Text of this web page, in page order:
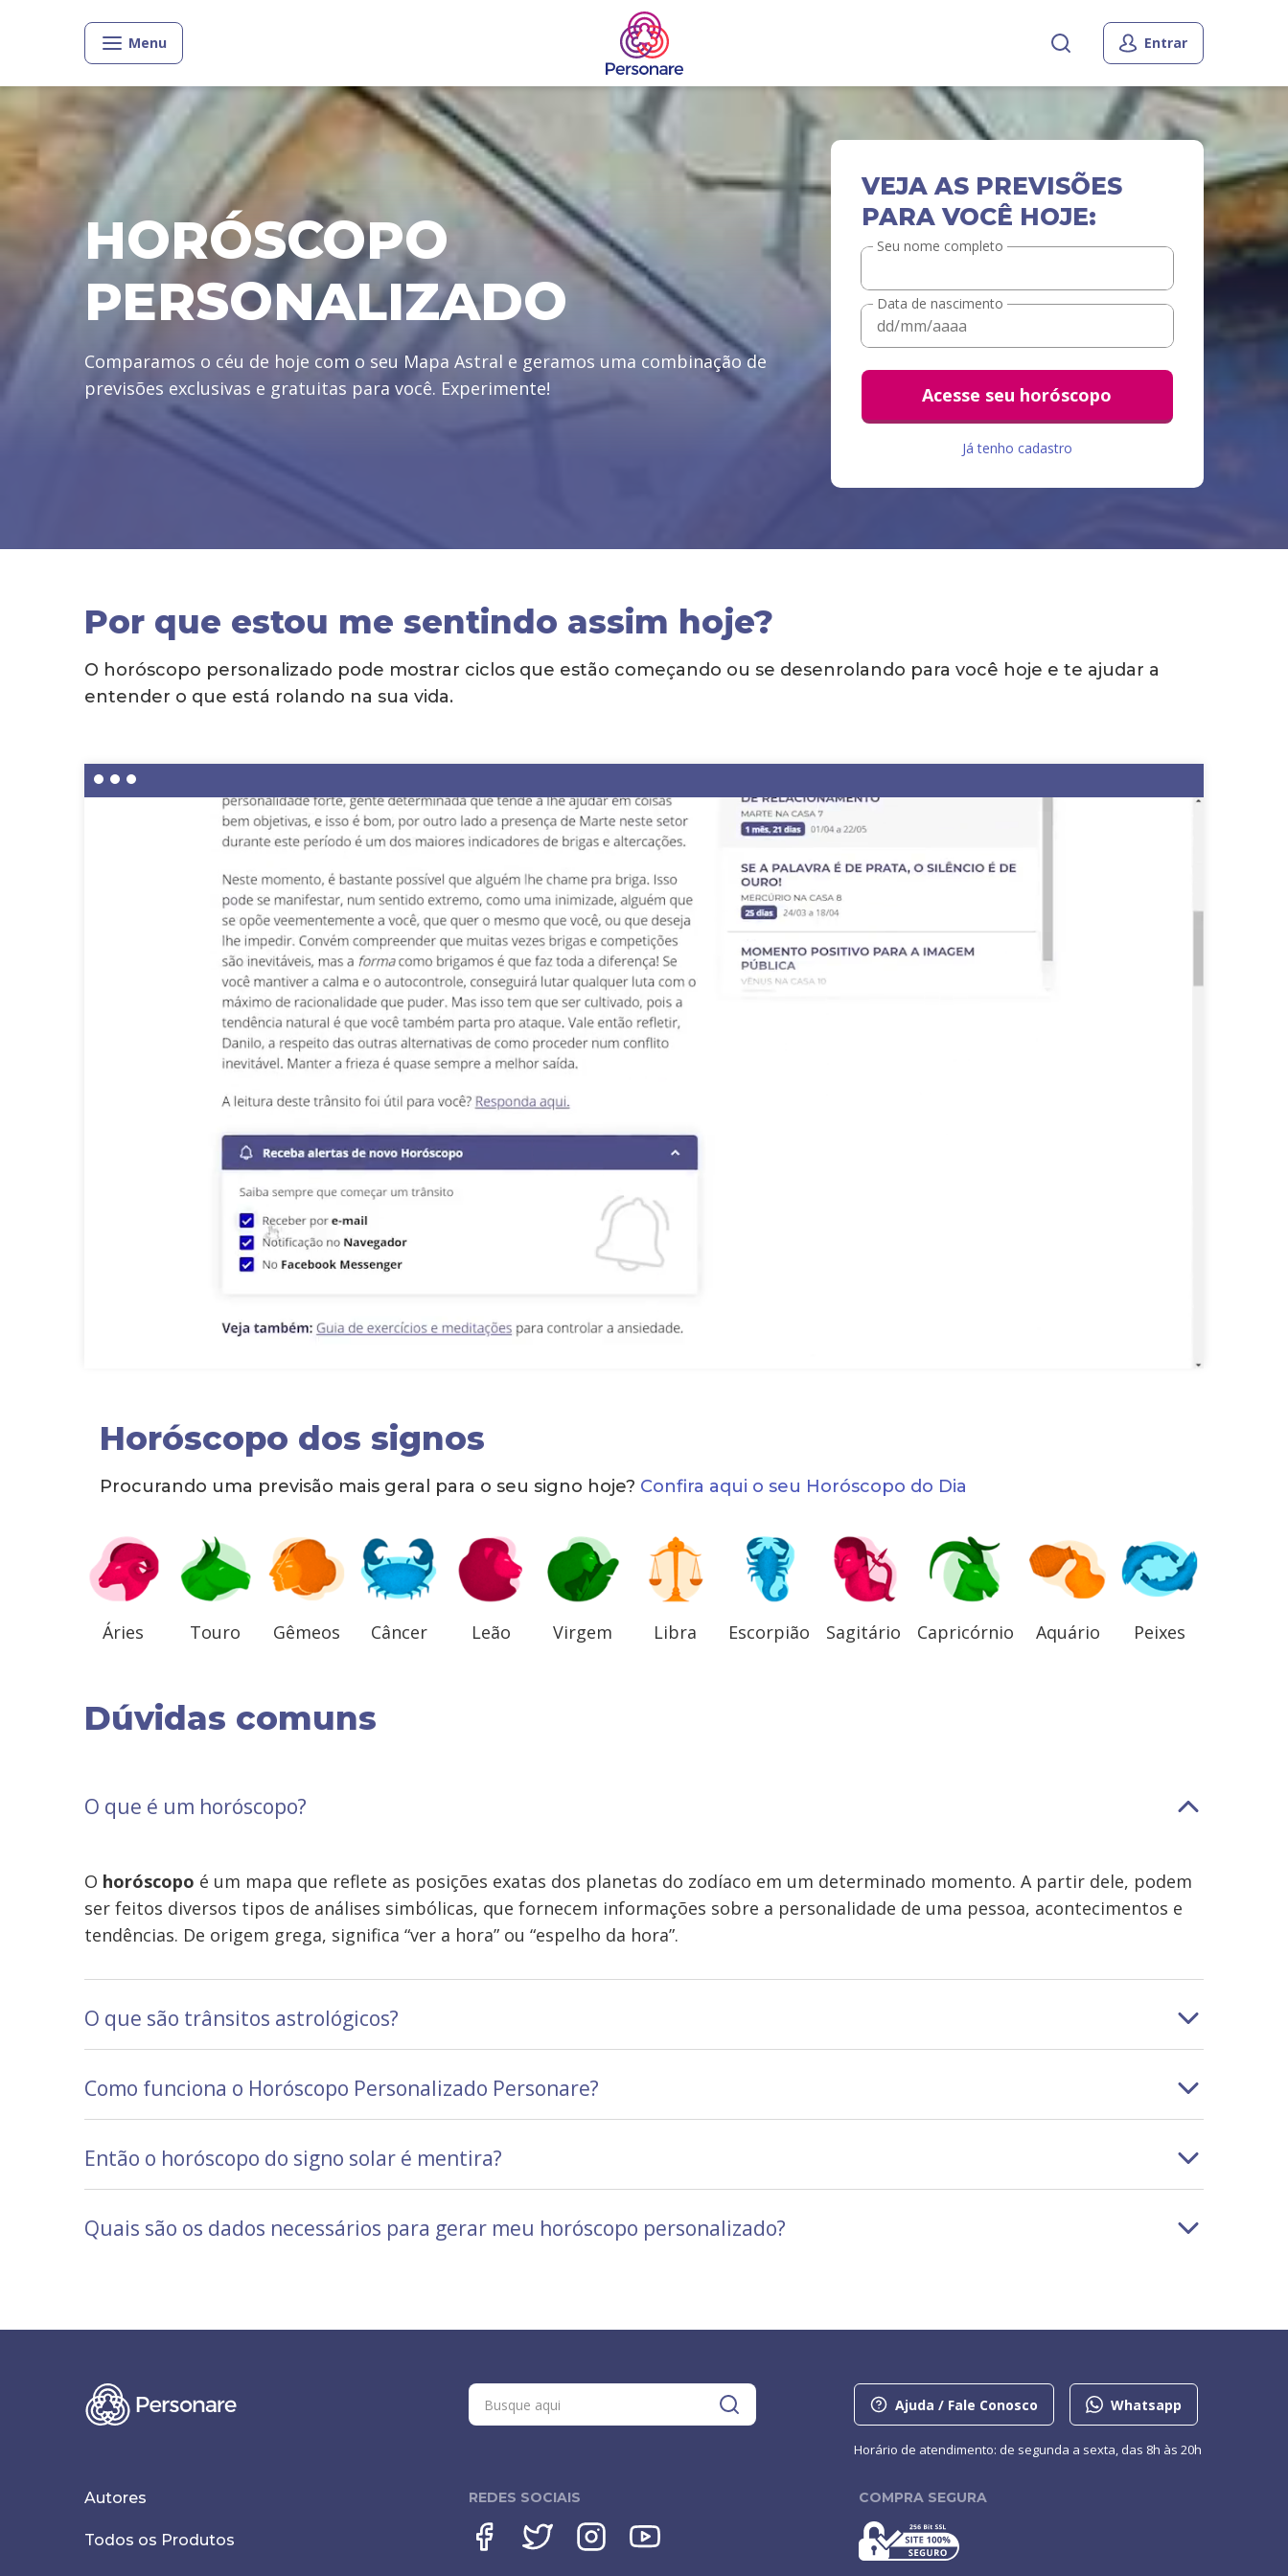
Menu Entrar
HORÓSCOPO
PERSONALIZADO
Comparamos o céu de hoje com o seu Mapa Astral e geramos uma combinação de
previsões exclusivas e gratuitas para você. Experimente!
VEJA AS PREVISÕES
PARA VOCÊ HOJE:
Seu nome completo
Data de nascimento
Acesse seu horóscopo
Já tenho cadastro
Por que estou me sentindo assim hoje?
O horóscopo personalizado pode mostrar ciclos que estão começando ou se desenrolando para você hoje e te ajudar a
entender o que está rolando na sua vida.
Horóscopo dos signos
Procurando uma previsão mais geral para o seu signo hoje? Confira aqui o seu Horóscopo do Dia
Áries Touro Gêmeos Câncer Leão Virgem Libra Escorpião Sagitário Capricórnio Aquário Peixes
Dúvidas comuns
O que é um horóscopo?
O horóscopo é um mapa que reflete as posições exatas dos planetas do zodíaco em um determinado momento. A partir dele, podem
ser feitos diversos tipos de análises simbólicas, que fornecem informações sobre a personalidade de uma pessoa, acontecimentos e
tendências. De origem grega, significa “ver a hora” ou “espelho da hora”.
O que são trânsitos astrológicos?
Como funciona o Horóscopo Personalizado Personare?
Então o horóscopo do signo solar é mentira?
Quais são os dados necessários para gerar meu horóscopo personalizado?
Ajuda / Fale Conosco Whatsapp
Horário de atendimento: de segunda a sexta, das 8h às 20h
Autores
Todos os Produtos
REDES SOCIAIS COMPRA SEGURA